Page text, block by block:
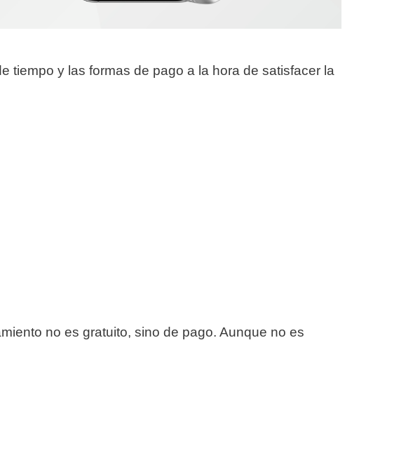
tiempo y las formas de pago a la hora de satisfacer la
no es gratuito, sino de pago. Aunque no es